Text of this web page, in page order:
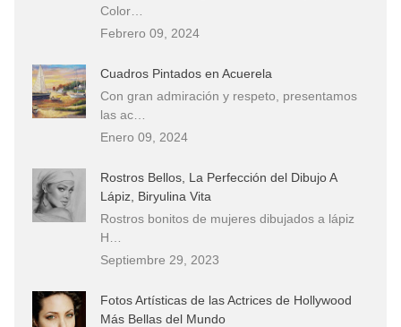
Color…
Febrero 09, 2024
Cuadros Pintados en Acuerela
Con gran admiración y respeto, presentamos
las ac…
Enero 09, 2024
Rostros Bellos, La Perfección del Dibujo A
Lápiz, Biryulina Vita
Rostros bonitos de mujeres dibujados a lápiz
H…
Septiembre 29, 2023
Fotos Artísticas de las Actrices de Hollywood
Más Bellas del Mundo